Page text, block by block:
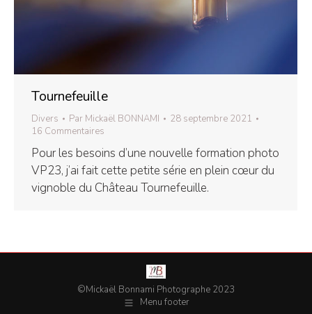
Tournefeuille
Divers Par Mickaël BONNAMI
28 septembre 2021
16 Commentaires
Pour les besoins d’une nouvelle formation photo
VP23, j’ai fait cette petite série en plein cœur du
vignoble du Château Tournefeuille.
©Mickaël Bonnami Photographe 2023
Menu footer